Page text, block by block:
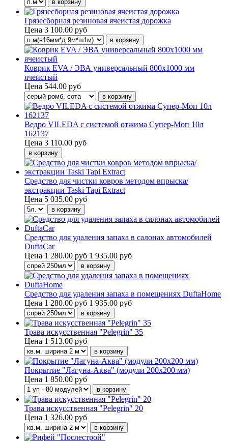
Грязесборная резиновая ячеистая дорожка
Цена 3 100.00 руб
Коврик EVA / ЭВА универсальный 800х1000 мм
ячеистый
Цена 544.00 руб
Ведро VILEDA с системой отжима Супер-Моп 10л
162137
Цена 3 110.00 руб
Средство для чистки ковров методом впрыска/
экстракции Taski Tapi Extract
Цена 5 035.00 руб
Средство для удаления запаха в салонах автомобилей
DuftaCar
Цена 1 280.00 руб 1 935.00 руб
Средство для удаления запаха в помещениях DuftaHome
Цена 1 280.00 руб 1 935.00 руб
Трава искусственная "Pelegrin" 35
Цена 1 513.00 руб
Покрытие "Лагуна-Аква" (модули 200х200 мм)
Цена 1 850.00 руб
Трава искусственная "Pelegrin" 20
Цена 1 326.00 руб